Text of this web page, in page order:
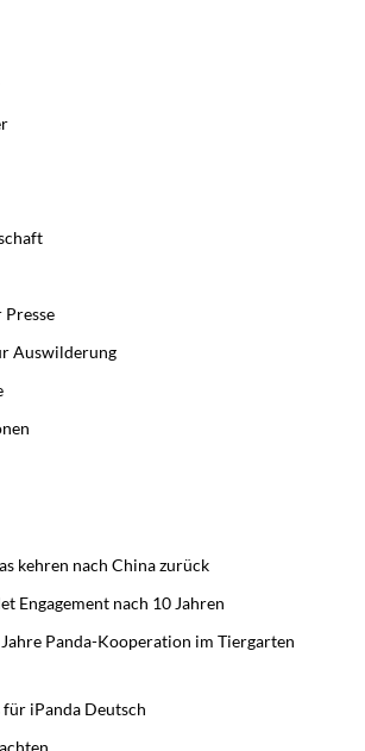
Presse
Auswilderung
kehren nach China zurück
Engagement nach 10 Jahren
Panda-Kooperation im Tiergarten
für iPanda Deutsch